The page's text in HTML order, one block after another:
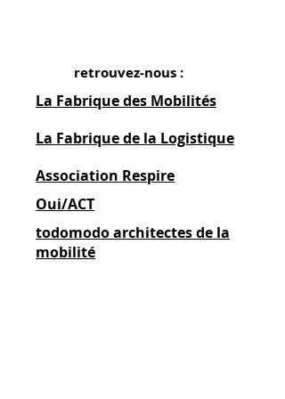
retrouvez-nous :
La Fabrique des Mobilités
La Fabrique de la Logistique
Association Respire
Oui/ACT
todomodo architectes de la
mobilité